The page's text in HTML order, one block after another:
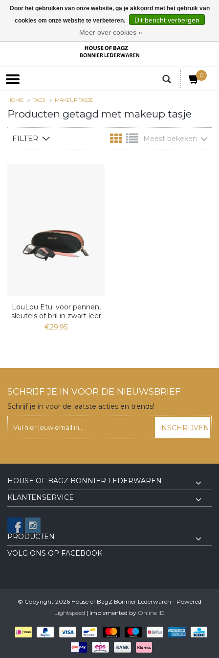
0
HOME TAGS MAKEUP TASJE
Producten getagd met makeup tasje
FILTER Meest bekeken
LouLou Etui voor pennen,
sleutels of bril in zwart leer
€29,95
SCHRIJF JE IN VOOR DE NIEUWSBRIEF
Schrijf je in voor de laatste acties en trends!
INSCHRIJVEN
HOUSE OF BAGZ BONNIER LEDERWAREN
KLANTENSERVICE
PRODUCTEN
VOLG ONS OP FACEBOOK
© Copyright 2026 House of BagZ Bonnier Lederwaren - Powered
Lightspeed | Implemented by Online ID
Door het gebruiken van onze website, ga je akkoord met het gebruik van
cookies om onze website te verbeteren.
Dit bericht verbergen
Meer over cookies »